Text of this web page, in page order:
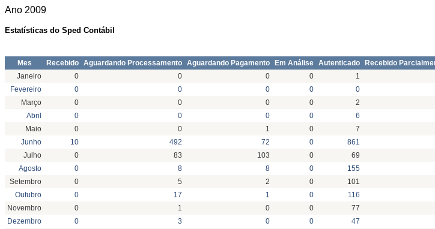
Ano 2009
Estatísticas do Sped Contábil
Mes Recebido Aguardando Processamento Aguardando Pagamento Em Análise Autenticado Recebido
Janeiro
0 0 0 0 1
Fevereiro
0 0 0 0 0
Março
0 0 0 0 2
Abril
0 0 0 0 6
Maio
0 0 1 0 7
Junho
10 492 72 0 861
Julho
0 83 103 0 69
Agosto
0 8 8 0 155
Setembro
0 5 2 0 101
Outubro
0 17 1 0 116
Novembro
0 1 0 0 77
Dezembro
0 3 0 0 47